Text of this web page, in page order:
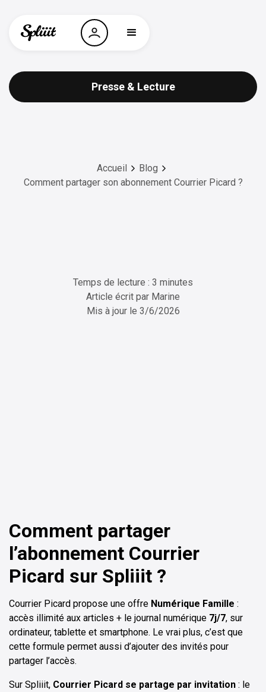
Presse & Lecture
Accueil
Blog
Comment partager son abonnement Courrier Picard ?
Temps de lecture : 3 minutes
Article écrit par Marine
Mis à jour le 3/6/2026
Comment partager
l’abonnement Courrier
Picard sur Spliiit ?
Courrier Picard propose une offre Numérique Famille :
accès illimité aux articles + le journal numérique 7j/7, sur
ordinateur, tablette et smartphone. Le vrai plus, c’est que
cette formule permet aussi d’ajouter des invités pour
partager l’accès.
Sur Spliiit, Courrier Picard se partage par invitation : le